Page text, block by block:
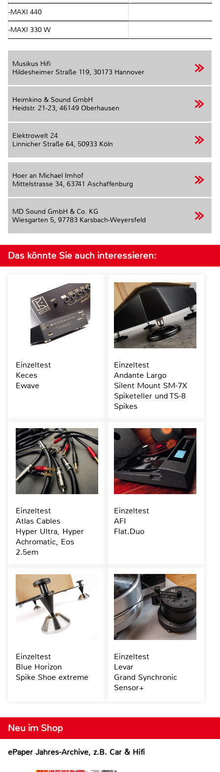
-MAXI 440
-MAXI 330 W
Musikus Hifi
Hildesheimer Straße 119, 30173 Hannover
Heimkino & Sound GmbH
Heidstr. 21-23, 46149 Oberhausen
Elektrowelt 24
Linnicher Straße 64, 50933 Köln
Hoer an Michael Imhof
Mittelstrasse 34, 63741 Aschaffenburg
MD Sound GmbH & Co. KG
Wiesgarten 5, 97783 Karsbach-Weyersfeld
Neu im Shop
ePaper Jahres-Archive, z.B. Car & Hifi
Das könnte Sie auch interessieren:
Einzeltest
Keces
Ewave
Einzeltest
Andante Largo
Silent Mount SM-7X
Spiketeller und TS-8
Spikes
Einzeltest
Atlas Cables
Hyper Ultra, Hyper
Achromatic, Eos
2.5em
Einzeltest
AFI
Flat.Duo
Einzeltest
Blue Horizon
Spike Shoe extreme
Einzeltest
Levar
Grand Synchronic
Sensor+